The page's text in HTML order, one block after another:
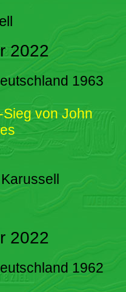
2022
1963
von John
2022
1962